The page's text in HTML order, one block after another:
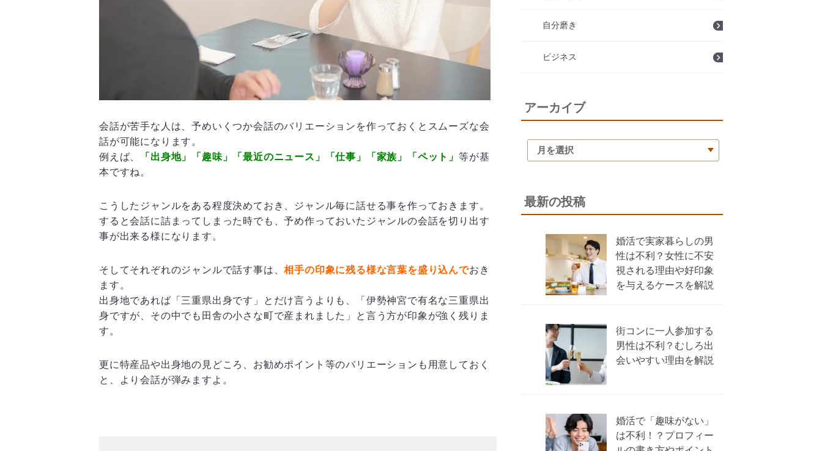
会話が苦手な人は、予めいくつか会話のバリエーションを作っておくとスムーズな会
話が可能になります。
例えば、
「出身地」「趣味」「最近のニュース」「仕事」「家族」「ペット」等が基
本ですね。
こうしたジャンルをある程度決めておき、ジャンル毎に話せる事を作っておきます。
すると会話に詰まってしまった時でも、予め作っておいたジャンルの会話を切り出す
事が出来る様になります。
そしてそれぞれのジャンルで話す事は、相手の印象に残る様な言葉を盛り込んでおき
ます。
出身地であれば「三重県出身です」とだけ言うよりも、「伊勢神宮で有名な三重県出
身ですが、その中でも田舎の小さな町で産まれました」と言う方が印象が強く残りま
す。
更に特産品や出身地の見どころ、お勧めポイント等のバリエーションも用意しておく
と、より会話が弾みますよ。
自分磨き
ビジネス
アーカイブ
最新の投稿
婚活で実家暮らしの男
性は不利？女性に不安
視される理由や好印象
を与えるケースを解説
街コンに一人参加する
男性は不利？むしろ出
会いやすい理由を解説
婚活で「趣味がない」
は不利！？プロフィー